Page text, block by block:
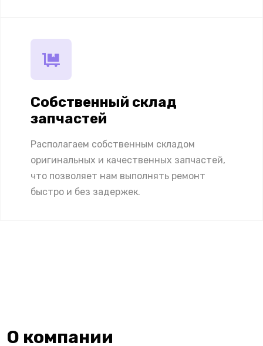
Собственный склад
запчастей
Располагаем собственным складом
оригинальных и качественных запчастей,
что позволяет нам выполнять ремонт
быстро и без задержек.
О компании